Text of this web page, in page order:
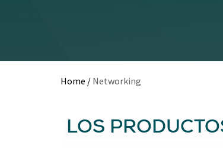
Home / Networking
LOS